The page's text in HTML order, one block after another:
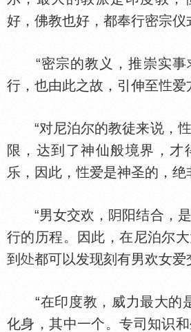
好，佛教也好，都奉行密宗仪
“密宗的教义，推崇实事
行，也由此之故，引伸至
爱
“对尼泊尔的教徒来说，
限，达到了神仙般境界，才
乐，因此，
爱是神圣的，绝
“男女交欢，
阳结合，
行的历程。因此，在尼泊尔
到
都可以发现刻有男欢女爱
“在印度教，威力最大的
化身，其中一个。专司知识